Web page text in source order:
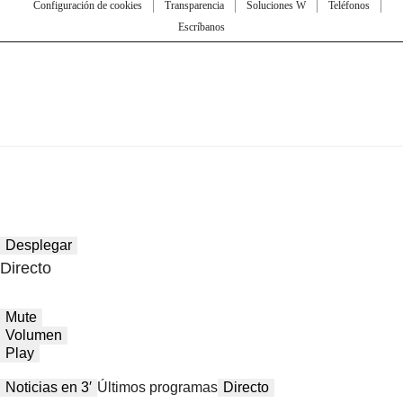
Configuración de cookies Transparencia Soluciones W
Teléfonos
Escríbanos
Desplegar
Directo
Mute
Volumen
Play
Noticias en 3′ Últimos programas Directo